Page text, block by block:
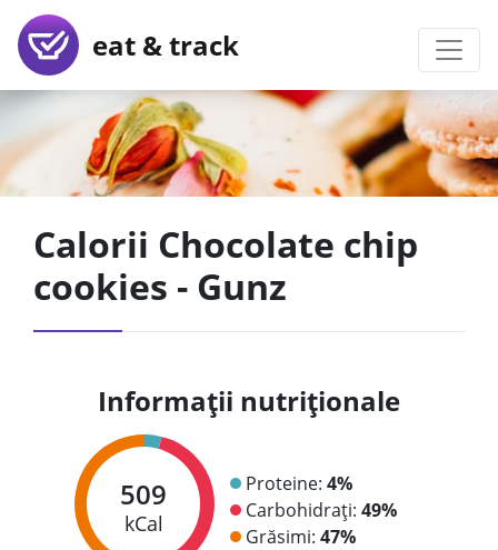
eat & track
Calorii Chocolate chip
cookies - Gunz
Informații nutriționale
509
kCal
Proteine: 4%
Carbohidrați: 49%
Grăsimi: 47%